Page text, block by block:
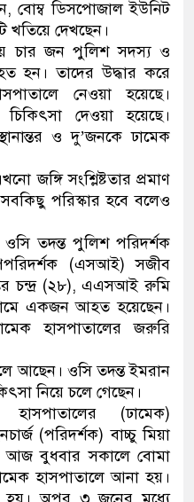
বোম্ব ডিসপোজাল ইউনিট
খতিয়ে দেখছেন।
চার জন পুলিশ সদস্য ও
হন। তাদের উদ্ধার করে
নেওয়া হয়েছে।
দেওয়া হয়েছে।
ও দু’জনকে ঢামেক
জঙ্গি সংশ্লিষ্টতার প্রমাণ
পরিস্কার হবে বলেও
তদন্ত পুলিশ পরিদর্শক
(এসআই) সজীব
চন্দ্র (২৮), এএসআই রুমি
একজন আহত হয়েছেন।
হাসপাতালের জরুরি
আছেন। ওসি তদন্ত ইমরান
নিয়ে চলে গেছেন।
(ঢামেক)
(পরিদর্শক) বাচ্চু মিয়া
আজ বুধবার সকালে বোমা
হাসপাতালে আনা হয়।